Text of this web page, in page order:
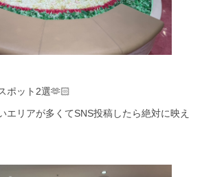
ポット2選🫶🏻
エリアが多くてSNS投稿したら絶対に映え